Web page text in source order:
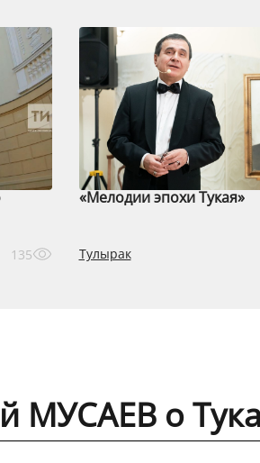
135
«Мелодии эпохи Тукая»
Тулырак
МУСАЕВ о